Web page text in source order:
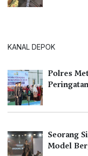
KANAL DEPOK
Polres
Seorang
Model